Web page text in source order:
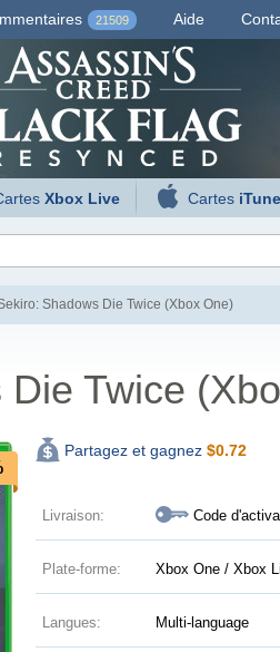
21509 Aide
Xbox Live Cartes
Shadows Die Twice (Xbox One)
Twice
Partagez et gagnez $0.72
Livraison: Code
Plate-forme: Xbox One / Xbox
Langues: Multi-language